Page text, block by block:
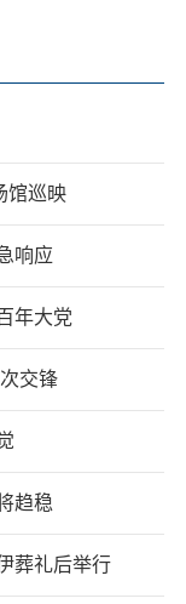
馆巡映
响应
年大党
交锋
趋稳
葬礼后举行